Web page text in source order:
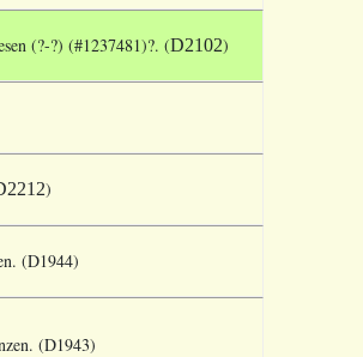
(?-?) (#1237481)?. (D2102)
)
(D1944)
(D1943)